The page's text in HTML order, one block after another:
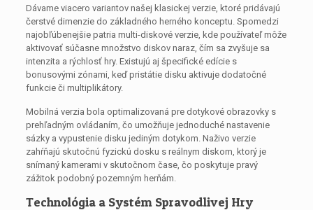
Dávame viacero variantov našej klasickej verzie, ktoré pridávajú
čerstvé dimenzie do základného herného konceptu. Spomedzi
najobľúbenejšie patria multi-diskové verzie, kde používateľ môže
aktivovať súčasne množstvo diskov naraz, čím sa zvyšuje sa
intenzita a rýchlosť hry. Existujú aj špecifické edície s
bonusovými zónami, keď pristátie disku aktivuje dodatočné
funkcie či multiplikátory.
Mobilná verzia bola optimalizovaná pre dotykové obrazovky s
prehľadným ovládaním, čo umožňuje jednoduché nastavenie
sázky a vypustenie disku jediným dotykom. Naživo verzie
zahŕňajú skutočnú fyzickú dosku s reálnym diskom, ktorý je
snímaný kamerami v skutočnom čase, čo poskytuje pravý
zážitok podobný pozemným herňám.
Technológia a Systém Spravodlivej Hry